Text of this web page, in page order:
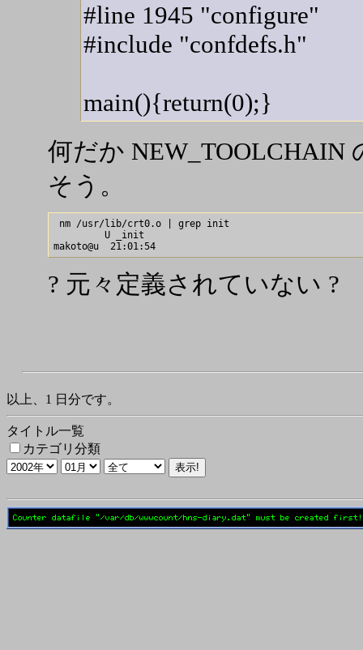
#line 1945 "configure"
#include "confdefs.h"
main(){return(0);}
何だか NEW_TOOLCHAIN
そう。
nm /usr/lib/crt0.o | grep init
         U _init
? 元々定義されていない ?
以上、1 日分です。
タイトル一覧
カテゴリ分類